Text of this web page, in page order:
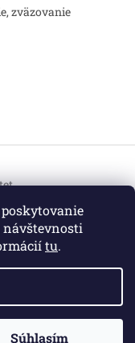
tu.
Súhlasím
zväzovanie
práva vyhradené.